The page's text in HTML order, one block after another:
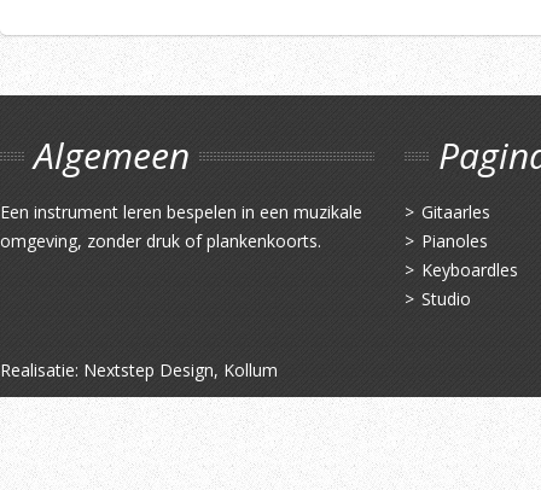
Algemeen
Een instrument leren bespelen in een muzikale
omgeving, zonder druk of plankenkoorts.
Gitaarles
Pianoles
Keyboardles
Studio
Realisatie: Nextstep Design, Kollum